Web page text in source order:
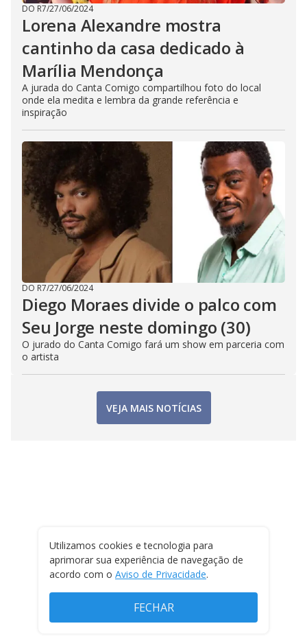
DO R7/27/06/2024
Lorena Alexandre mostra
cantinho da casa dedicado à
Marília Mendonça
A jurada do Canta Comigo compartilhou foto do local
onde ela medita e lembra da grande referência e
inspiração
DO R7/27/06/2024
Diego Moraes divide o palco com
Seu Jorge neste domingo (30)
O jurado do Canta Comigo fará um show em parceria com
o artista
VEJA MAIS NOTÍCIAS
Utilizamos cookies e tecnologia para
aprimorar sua experiência de navegação de
acordo com o Aviso de Privacidade.
FECHAR